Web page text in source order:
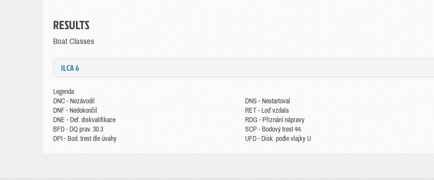
RESULTS
Boat Classes
ILCA 6
Legenda
DNC - Nezávodil
DNF - Nedokončil
DNE - Def. diskvalifikace
BFD - DQ prav. 30.3
DPI - Bod. trest dle úvahy
DNS - Nestartoval
RET - Loď vzdala
RDG - Přiznání nápravy
SCP - Bodový trest 44.
UFD - Disk. podle vlajky U